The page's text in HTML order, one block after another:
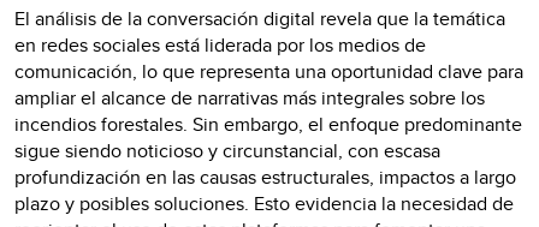
El análisis de la conversación digital revela que la temática
en redes sociales está liderada por los medios de
comunicación, lo que representa una oportunidad clave para
ampliar el alcance de narrativas más integrales sobre los
incendios forestales. Sin embargo, el enfoque predominante
sigue siendo noticioso y circunstancial, con escasa
profundización en las causas estructurales, impactos a largo
plazo y posibles soluciones. Esto evidencia la necesidad de